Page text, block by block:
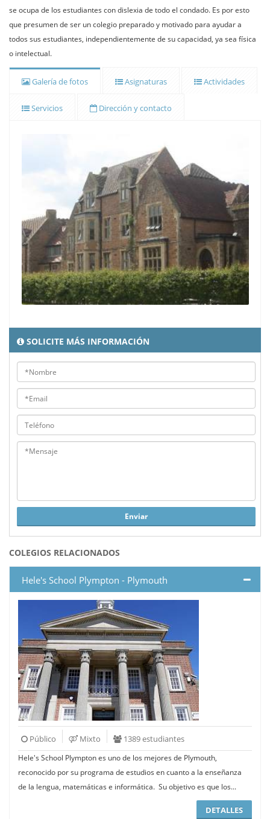
se ocupa de los estudiantes con dislexia de todo el condado. Es por esto
que presumen de ser un colegio preparado y motivado para ayudar a
todos sus estudiantes, independientemente de su capacidad, ya sea física
o intelectual.
Galería de fotos Asignaturas Actividades
Servicios Dirección y contacto
SOLICITE MÁS INFORMACIÓN
Enviar
COLEGIOS RELACIONADOS
Hele's School Plympton - Plymouth
Público Mixto 1389 estudiantes
Hele's School Plympton es uno de los mejores de Plymouth,
reconocido por su programa de estudios en cuanto a la enseñanza
de la lengua, matemáticas e informática. Su objetivo es que los...
DETALLES